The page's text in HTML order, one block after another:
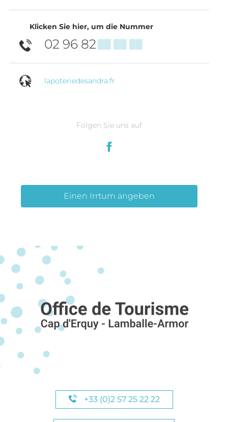
Klicken Sie hier, um die Nummer
02 96 82▒▒ ▒▒ ▒▒
lapoteriedesandra.fr
Folgen Sie uns auf
Einen Irrtum angeben
+33 (0)2 57 25 22 22